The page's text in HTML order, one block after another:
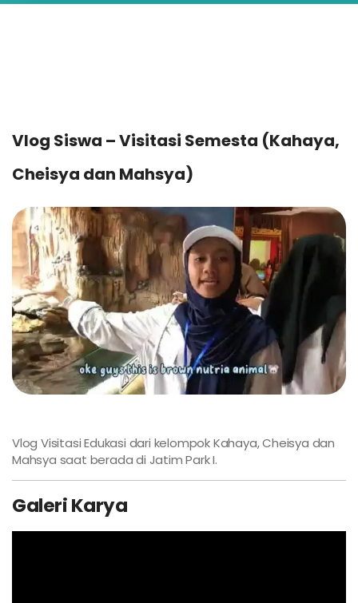
Vlog Siswa – Visitasi Semesta (Kahaya,
Cheisya dan Mahsya)
Vlog Visitasi Edukasi dari kelompok Kahaya, Cheisya dan
Mahsya saat berada di Jatim Park I.
Galeri Karya